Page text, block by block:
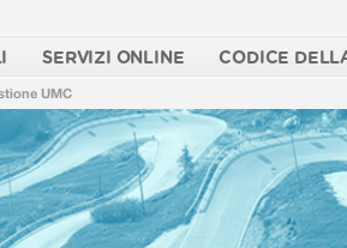
SERVIZI ONLINE CODICE
UMC